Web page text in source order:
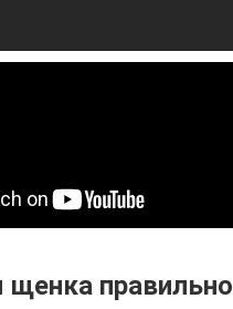
правильно